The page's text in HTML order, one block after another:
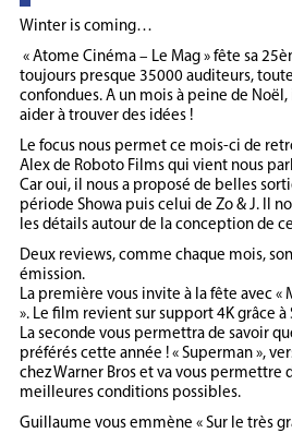
Winter is coming…
« Atome Cinéma – Le Mag » fête sa
toujours presque 35000 auditeurs,
confondues. A un mois à peine de
aider à trouver des idées !
Le focus nous permet ce mois-ci de
Alex de Roboto Films qui vient nous
Car oui, il nous a proposé de belles
période Showa puis celui de Zo & J. Il
les détails autour de la conception de
Deux reviews, comme chaque mois,
émission.
La première vous invite à la fête avec «
». Le film revient sur support 4K grâce à
La seconde vous permettra de savoir
préférés cette année ! « Superman »,
chez Warner Bros et va vous permettre
meilleures conditions possibles.
Guillaume vous emmène « Sur le très